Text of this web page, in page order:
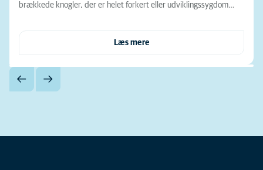
brækkede knogler, der er helet forkert eller udviklingssygdom…
Læs mere